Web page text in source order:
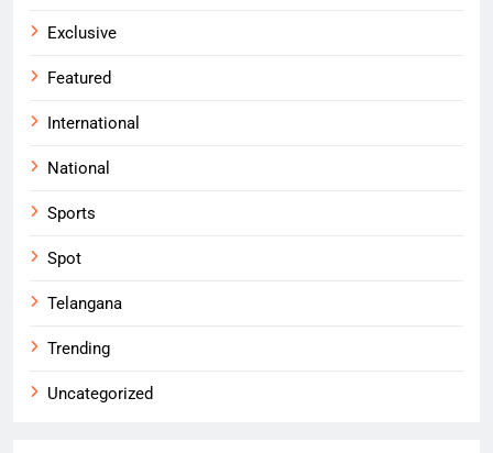
Exclusive
Featured
International
National
Sports
Spot
Telangana
Trending
Uncategorized